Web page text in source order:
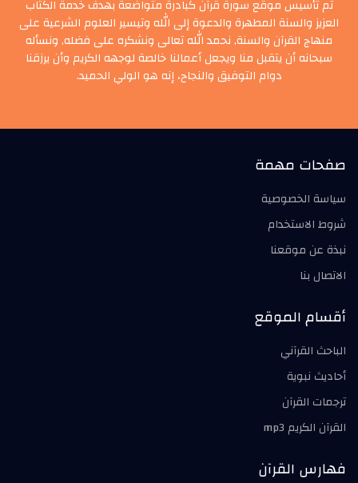
تم تأسيس موقع سورة قرآن كبادرة متواضعة بهدف خدمة الكتاب
العزيز والسنة المطهرة والدعوة إلى الله وتيسير العلوم الشرعية على
منهاج القرآن والسنة, نحمد الله تعالى ونشكره على فضله, ونسأله
سبحانه أن يتقبل منا ويجعل أعمالنا خالصة لوجهه الكريم وأن يرزقنا
دوام التوفيق والنجاح، إنه هو الولي الحميد.
صفحات مهمة
سياسة الخصوصية
شروط الاستخدام
نبذة عن موقعنا
الاتصال بنا
أقسام الموقع
الباحث القرآني
أحاديث نبوية
ترجمات القرآن
القرآن الكريم mp3
فهارس القرآن